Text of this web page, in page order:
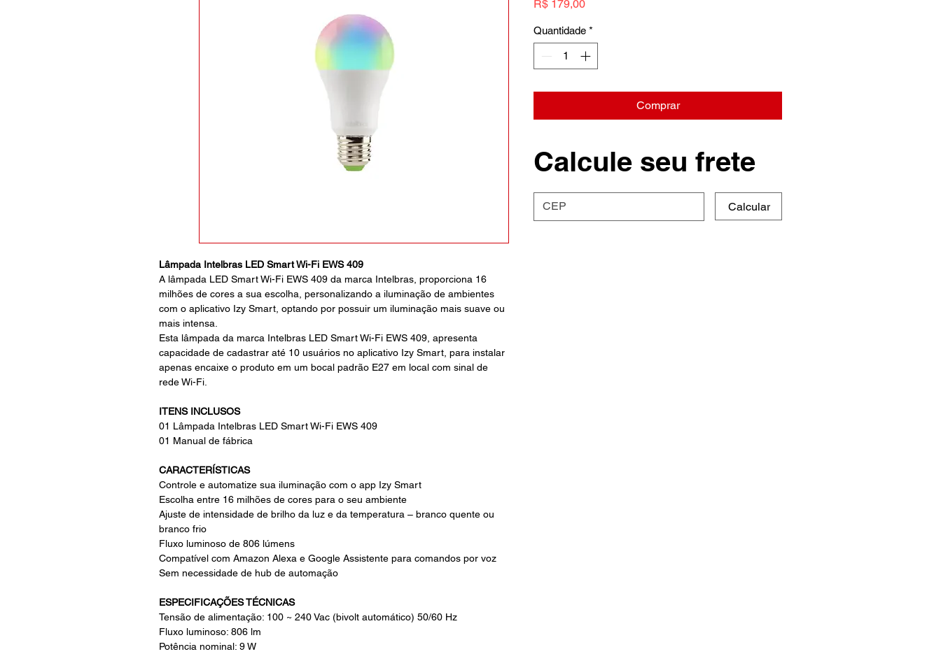
Lâmpada Intelbras LED Smart Wi-Fi EWS 409
A lâmpada LED Smart Wi-Fi EWS 409 da marca Intelbras, proporciona 16
milhões de cores a sua escolha, personalizando a iluminação de ambientes
com o aplicativo Izy Smart, optando por possuir um iluminação mais suave ou
mais intensa.
Esta lâmpada da marca Intelbras LED Smart Wi-Fi EWS 409, apresenta
capacidade de cadastrar até 10 usuários no aplicativo Izy Smart, para instalar
apenas encaixe o produto em um bocal padrão E27 em local com sinal de
rede Wi-Fi.
ITENS INCLUSOS
01 Lâmpada Intelbras LED Smart Wi-Fi EWS 409
01 Manual de fábrica
CARACTERÍSTICAS
Controle e automatize sua iluminação com o app Izy Smart
Escolha entre 16 milhões de cores para o seu ambiente
Ajuste de intensidade de brilho da luz e da temperatura – branco quente ou
branco frio
Fluxo luminoso de 806 lúmens
Compatível com Amazon Alexa e Google Assistente para comandos por voz
Sem necessidade de hub de automação
ESPECIFICAÇÕES TÉCNICAS
Tensão de alimentação: 100 ~ 240 Vac (bivolt automático) 50/60 Hz
Fluxo luminoso: 806 lm
Potência nominal: 9 W
R$ 179,00Preço
Quantidade *
Comprar
Calcule seu frete
Calcular